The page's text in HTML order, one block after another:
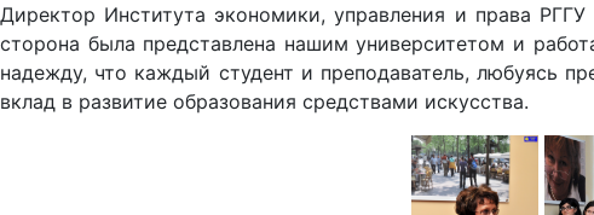
Директор Института экономики, управления и права
сторона была представлена нашим университетом и
надежду, что каждый студент и преподаватель, любуясь
вклад в развитие образования средствами искусства.